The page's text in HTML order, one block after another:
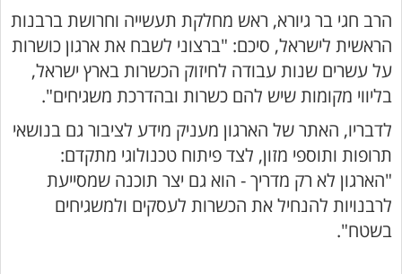
הרב חגי בר גיורא, ראש מחלקת תעשייה וחרושת ברבנות
הראשית לישראל, סיכם: "ברצוני לשבח את ארגון כושרות
על עשרים שנות עבודה לחיזוק הכשרות בארץ ישראל,
בליווי מקומות שיש להם כשרות ובהדרכת משגיחים".
לדבריו, האתר של הארגון מעניק מידע לציבור גם בנושאי
תרופות ותוספי מזון, לצד פיתוח טכנולוגי מתקדם:
"הארגון לא רק מדריך - הוא גם יצר תוכנה שמסייעת
לרבנויות להנחיל את הכשרות לעסקים ולמשגיחים
בשטח".